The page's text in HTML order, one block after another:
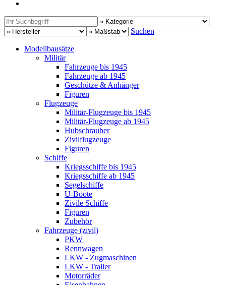
Suchen
Modellbausätze
Militär
Fahrzeuge bis 1945
Fahrzeuge ab 1945
Geschütze & Anhänger
Figuren
Flugzeuge
Militär-Flugzeuge bis 1945
Militär-Flugzeuge ab 1945
Hubschrauber
Zivilflugzeuge
Figuren
Schiffe
Kriegsschiffe bis 1945
Kriegsschiffe ab 1945
Segelschiffe
U-Boote
Zivile Schiffe
Figuren
Zubehör
Fahrzeuge (zivil)
PKW
Rennwagen
LKW - Zugmaschinen
LKW - Trailer
Motorräder